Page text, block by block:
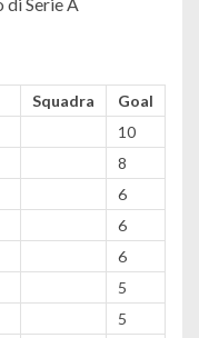
Squadra
Goal
10
8
6
6
6
5
5